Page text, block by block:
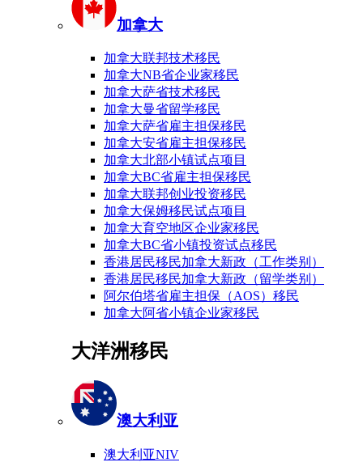
加拿大
加拿大联邦技术移民
加拿大NB省企业家移民
加拿大萨省技术移民
加拿大曼省留学移民
加拿大萨省雇主担保移民
加拿大安省雇主担保移民
加拿大北部小镇试点项目
加拿大BC省雇主担保移民
加拿大联邦创业投资移民
加拿大保姆移民试点项目
加拿大育空地区企业家移民
加拿大BC省小镇投资试点移民
香港居民移民加拿大新政（工作类别）
香港居民移民加拿大新政（留学类别）
阿尔伯塔省雇主担保（AOS）移民
加拿大阿省小镇企业家移民
大洋洲移民
澳大利亚
澳大利亚NIV